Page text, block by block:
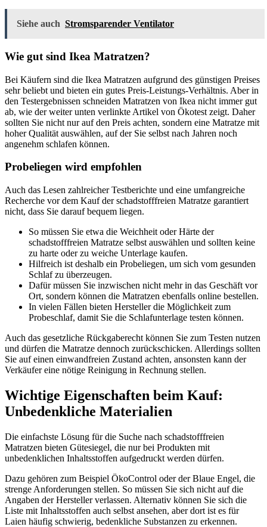
Siehe auch Stromsparender Ventilator
Wie gut sind Ikea Matratzen?
Bei Käufern sind die Ikea Matratzen aufgrund des günstigen Preises
sehr beliebt und bieten ein gutes Preis-Leistungs-Verhältnis. Aber in
den Testergebnissen schneiden Matratzen von Ikea nicht immer gut
ab, wie der weiter unten verlinkte Artikel von Ökotest zeigt. Daher
sollten Sie nicht nur auf den Preis achten, sondern eine Matratze mit
hoher Qualität auswählen, auf der Sie selbst nach Jahren noch
angenehm schlafen können.
Probeliegen wird empfohlen
Auch das Lesen zahlreicher Testberichte und eine umfangreiche
Recherche vor dem Kauf der schadstofffreien Matratze garantiert
nicht, dass Sie darauf bequem liegen.
So müssen Sie etwa die Weichheit oder Härte der
schadstofffreien Matratze selbst auswählen und sollten keine
zu harte oder zu weiche Unterlage kaufen.
Hilfreich ist deshalb ein Probeliegen, um sich vom gesunden
Schlaf zu überzeugen.
Dafür müssen Sie inzwischen nicht mehr in das Geschäft vor
Ort, sondern können die Matratzen ebenfalls online bestellen.
In vielen Fällen bieten Hersteller die Möglichkeit zum
Probeschlaf, damit Sie die Schlafunterlage testen können.
Auch das gesetzliche Rückgaberecht können Sie zum Testen nutzen
und dürfen die Matratze dennoch zurückschicken. Allerdings sollten
Sie auf einen einwandfreien Zustand achten, ansonsten kann der
Verkäufer eine nötige Reinigung in Rechnung stellen.
Wichtige Eigenschaften beim Kauf:
Unbedenkliche Materialien
Die einfachste Lösung für die Suche nach schadstofffreien
Matratzen bieten Gütesiegel, die nur bei Produkten mit
unbedenklichen Inhaltsstoffen aufgedruckt werden dürfen.
Dazu gehören zum Beispiel ÖkoControl oder der Blaue Engel, die
strenge Anforderungen stellen. So müssen Sie sich nicht auf die
Angaben der Hersteller verlassen. Alternativ können Sie sich die
Liste mit Inhaltsstoffen auch selbst ansehen, aber dort ist es für
Laien häufig schwierig, bedenkliche Substanzen zu erkennen.